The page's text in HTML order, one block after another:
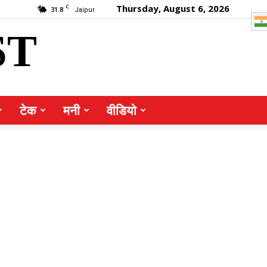
31.8 C Jaipur Thursday, August 6, 2026
टेक मनी वीडियो